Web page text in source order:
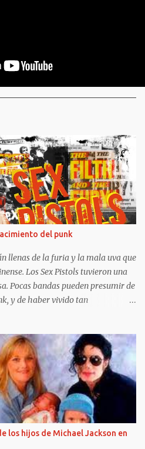
del punk
llenas de la furia y la mala uva que
Los Sex Pistols tuvieron una
Pocas bandas pueden presumir de
y de haber vivido tan
de televisión), hacerse
en público (que
en acabar en caos y destrucción) e
Las frases de Sex Pistols te
y algunos de los álbumes
save the queen y Anarchy in
los Pistols es alargada y su
Sus gritos y su música infernal
los hijos de Michael Jackson en